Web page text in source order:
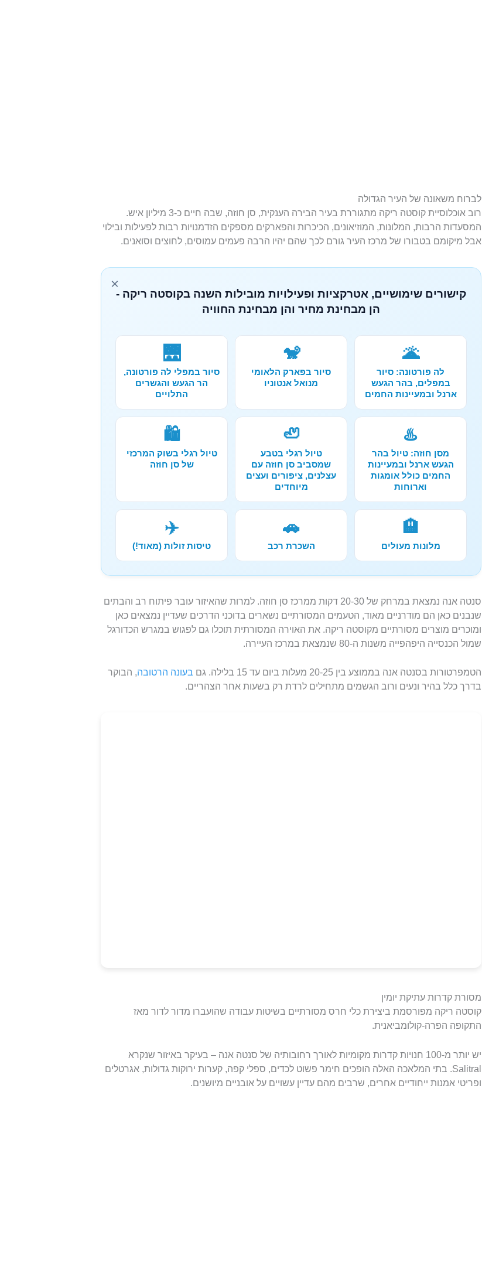
לברוח משאונה של העיר הגדולה
רוב אוכלוסיית קוסטה ריקה מתגוררת בעיר הבירה הענקית, סן חוזה, שבה חיים כ-3 מיליון איש.
המסעדות הרבות, המלונות, המוזיאונים, הכיכרות והפארקים מספקים הזדמנויות רבות לפעילות ובילוי
אבל מיקומם בטבורו של מרכז העיר גורם לכך שהם יהיו הרבה פעמים עמוסים, לחוצים וסואנים.
×
קישורים שימושיים, אטרקציות ופעילויות מובילות השנה בקוסטה ריקה -
הן מבחינת מחיר והן מבחינת החוויה
🌋
לה פורטונה: סיור
במפלים, בהר הגעש
ארנל ובמעיינות החמים
🐒
סיור בפארק הלאומי
מנואל אנטוניו
🌉
סיור במפלי לה פורטונה,
הר הגעש והגשרים
התלויים
♨️
מסן חוזה: טיול בהר
הגעש ארנל ובמעיינות
החמים כולל אומגות
וארוחות
🦥
טיול רגלי בטבע
שמסביב סן חוזה עם
עצלנים, ציפורים ועצים
מיוחדים
🛍️
טיול רגלי בשוק המרכזי
של סן חוזה
🏨
מלונות מעולים
🚗
השכרת רכב
✈️
טיסות זולות (מאוד!)
סנטה אנה נמצאת במרחק של 20-30 דקות ממרכז סן חוזה. למרות שהאיזור עובר פיתוח רב והבתים
שנבנים כאן הם מודרניים מאוד, הטעמים המסורתיים נשארים בדוכני הדרכים שעדיין נמצאים כאן
ומוכרים מוצרים מסורתיים מקוסטה ריקה. את האוירה המסורתית תוכלו גם לפגוש במגרש הכדורגל
שמול הכנסייה היפהפייה משנות ה-80 שנמצאת במרכז העיירה.
הטמפרטורות בסנטה אנה בממוצע בין 20-25 מעלות ביום עד 15 בלילה. גם בעונה הרטובה, הבוקר
בדרך כלל בהיר ונעים ורוב הגשמים מתחילים לרדת רק בשעות אחר הצהריים.
מסורת קדרות עתיקת יומין
קוסטה ריקה מפורסמת ביצירת כלי חרס מסורתיים בשיטות עבודה שהועברו מדור לדור מאז
התקופה הפרה-קולומביאנית.
יש יותר מ-100 חנויות קדרות מקומיות לאורך רחובותיה של סנטה אנה – בעיקר באיזור שנקרא
Salitral. בתי המלאכה האלה הופכים חימר פשוט לכדים, ספלי קפה, קערות ירוקות גדולות, אגרטלים
ופריטי אמנות ייחודיים אחרים, שרבים מהם עדיין עשויים על אובניים מיושנים.